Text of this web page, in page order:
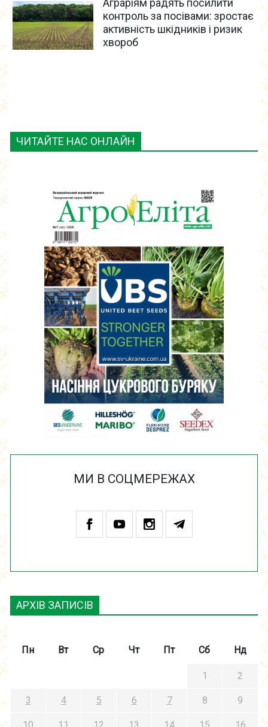
ЧИТАЙТЕ НАС ОНЛАЙН
МИ В СОЦМЕРЕЖАХ
АРХІВ ЗАПИСІВ
Пн Вт Ср Чт Пт Сб Нд
1 2
3 4 5 6 7 8 9
Аграріям радять посилити
контроль за посівами: зростає
активність шкідників і ризик
хвороб